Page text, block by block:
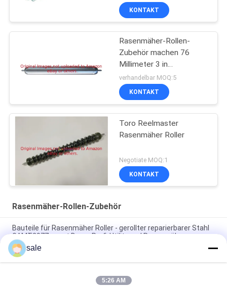
GAET10557
KONTAKT
Rasenmäher-Rollen-
Zubehör machen 76
Millimeter 3 in
GTCA17790 glatt
verhandelbar MOQ:5
KONTAKT
Toro Reelmaster
Rasenmäher Roller
Negotiate MOQ:1
KONTAKT
Rasenmäher-Rollen-Zubehör
Bauteile für Rasenmäher Roller - gerollter reparierbarer Stahl
GAMT2977 passt Deere Profi-Utility und Rasenmäher
Rasenmäher Teile glatte Rolle, 30 Zoll GAMT2976 passt Deere
professionelle Rasenmäher
Rasenmäherteile Glatte Frontrolle, 26 Zoll GAMT2969
sale
5:26 AM